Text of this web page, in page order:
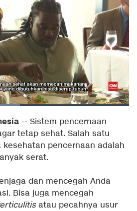
-- Sistem pencernaan
tetap sehat. Salah satu
pencernaan adalah
serat.
dan mencegah Anda
Bisa juga mencegah
atau pecahnya usur